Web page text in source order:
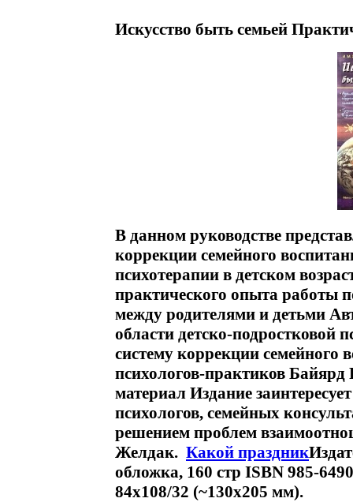
Искусство быть семьей
В данном руководстве
коррекции семейного
психотерапии в детском
практического опыта работы
между родителями и детьми
области детско-подростковой
систему коррекции семейного
психологов-практиков
материал Издание
психологов, семейных
решением проблем
Желдак. Какой праздник
обложка, 160 стр ISBN 985-
84x108/32 (~130х205 мм).